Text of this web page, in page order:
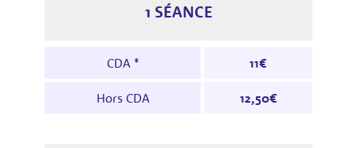
1 SÉANCE
Tarifs pour 1 séance : le tableau indique
CDA * 11€
Hors CDA 12,50€